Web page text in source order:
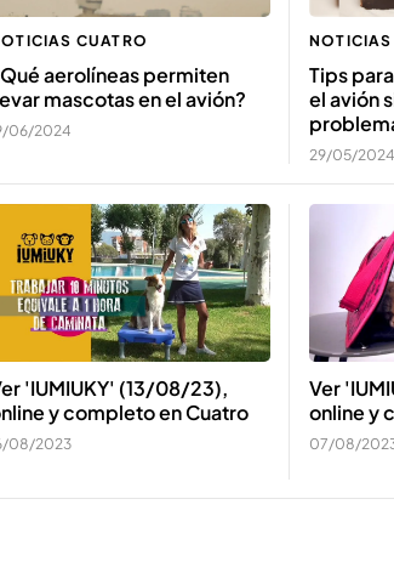
CUATRO
aerolíneas permiten
mascotas en el avión?
06/2024
NOTICIAS
Tips
el avión
29/05/2024
'IUMIUKY' (13/08/23),
y completo en Cuatro
08/2023
Ver
online y
07/08/